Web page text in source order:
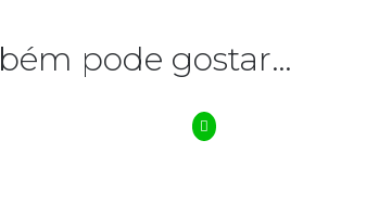
pode gostar…